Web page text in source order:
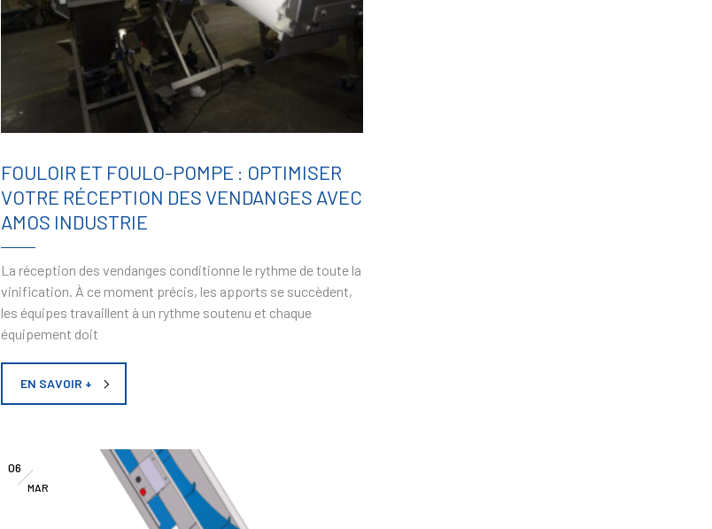
FOULOIR ET FOULO-POMPE : OPTIMISER
VOTRE RÉCEPTION DES VENDANGES AVEC
AMOS INDUSTRIE
La réception des vendanges conditionne le rythme de toute la
vinification. À ce moment précis, les apports se succèdent,
les équipes travaillent à un rythme soutenu et chaque
équipement doit
EN SAVOIR +
06
MAR